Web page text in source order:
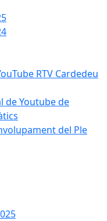
RTV Cardedeu
de Youtube de
del Ple